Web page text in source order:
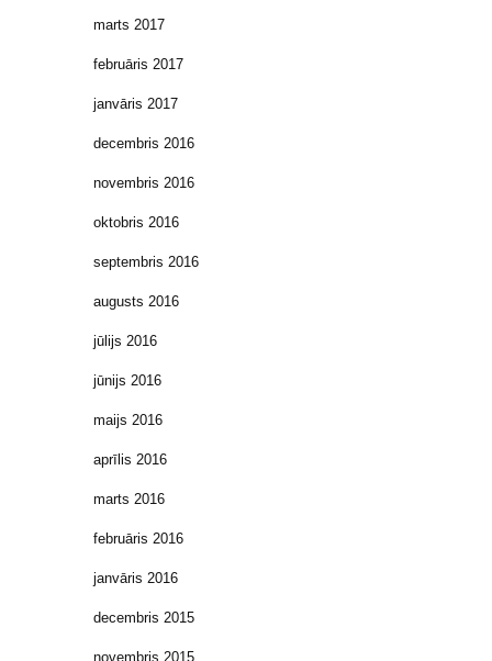
marts 2017
februāris 2017
janvāris 2017
decembris 2016
novembris 2016
oktobris 2016
septembris 2016
augusts 2016
jūlijs 2016
jūnijs 2016
maijs 2016
aprīlis 2016
marts 2016
februāris 2016
janvāris 2016
decembris 2015
novembris 2015